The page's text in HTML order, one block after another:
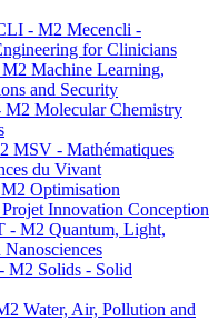
- M2 Mecencli -
for Clinicians
Machine Learning,
and Security
Molecular Chemistry
MSV - Mathématiques
du Vivant
Optimisation
Innovation Conception
- M2 Quantum, Light,
M2 Solids - Solid
Water, Air, Pollution and